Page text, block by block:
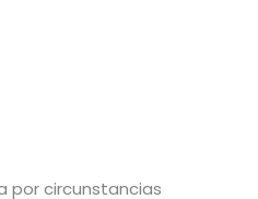
por circunstancias